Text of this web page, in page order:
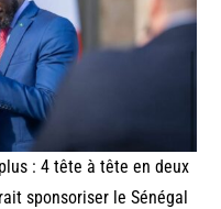
: 4 tête à tête en deux
sponsoriser le Sénégal